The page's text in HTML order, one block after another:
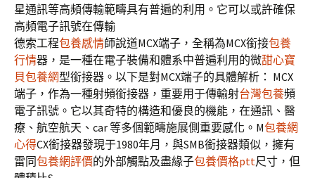
星通訊等高頻傳輸範疇具有普遍的利用。它可以或許確保
高頻電子訊號在傳輸
德索工程包養感情師說道MCX端子，全稱為MCX銜接包養
行情器，是一種在電子裝備和體系中普遍利用的微甜心寶
貝包養網型銜接器。以下是對MCX端子的具體解析： MCX
端子，作為一種射頻銜接器，重要用于傳輸射台灣包養頻
電子訊號。它以其奇特的構造和優良的機能，在通訊、醫
療、航空航天、car 等多個範疇施展側重要感化。M包養網
心得CX銜接器發現于1980年月，與SMB銜接器類似，擁有
雷同包養網評價的外部觸點及盡緣子包養價格ptt尺寸，但